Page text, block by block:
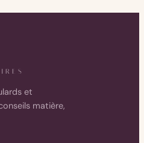
et
matière,